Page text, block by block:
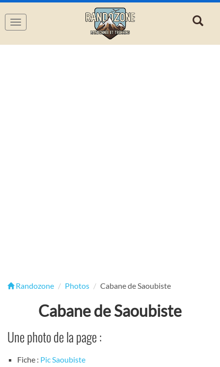
Navigation
Randozone Photos Cabane de Saoubiste
Cabane de Saoubiste
Une photo de la page :
Fiche : Pic Saoubiste